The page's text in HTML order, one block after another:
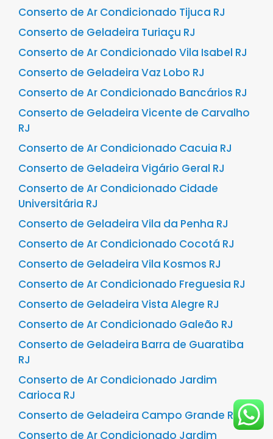
Conserto de Ar Condicionado Tijuca RJ
Conserto de Geladeira Turiaçu RJ
Conserto de Ar Condicionado Vila Isabel RJ
Conserto de Geladeira Vaz Lobo RJ
Conserto de Ar Condicionado Bancários RJ
Conserto de Geladeira Vicente de Carvalho
RJ
Conserto de Ar Condicionado Cacuia RJ
Conserto de Geladeira Vigário Geral RJ
Conserto de Ar Condicionado Cidade
Universitária RJ
Conserto de Geladeira Vila da Penha RJ
Conserto de Ar Condicionado Cocotá RJ
Conserto de Geladeira Vila Kosmos RJ
Conserto de Ar Condicionado Freguesia RJ
Conserto de Geladeira Vista Alegre RJ
Conserto de Ar Condicionado Galeão RJ
Conserto de Geladeira Barra de Guaratiba
RJ
Conserto de Ar Condicionado Jardim
Carioca RJ
Conserto de Geladeira Campo Grande RJ
Conserto de Ar Condicionado Jardim